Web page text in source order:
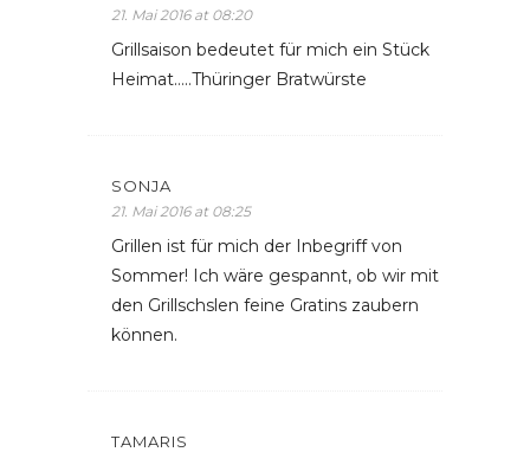
21. Mai 2016 at 08:20
Grillsaison bedeutet für mich ein Stück
Heimat…..Thüringer Bratwürste
SONJA
21. Mai 2016 at 08:25
Grillen ist für mich der Inbegriff von
Sommer! Ich wäre gespannt, ob wir mit
den Grillschslen feine Gratins zaubern
können.
TAMARIS